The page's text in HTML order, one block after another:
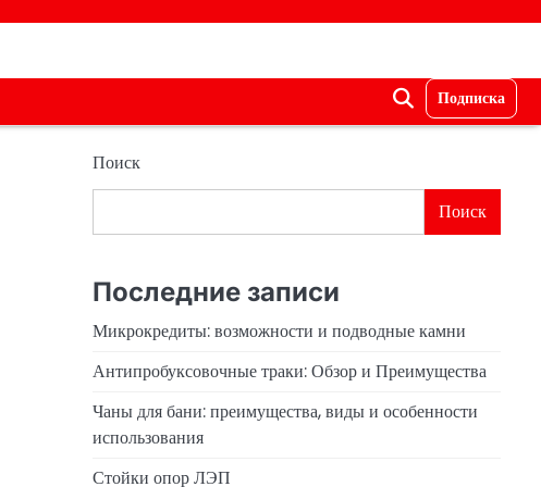
Подписка
Поиск
Поиск
Последние записи
Микрокредиты: возможности и подводные камни
Антипробуксовочные траки: Обзор и Преимущества
Чаны для бани: преимущества, виды и особенности
использования
Стойки опор ЛЭП